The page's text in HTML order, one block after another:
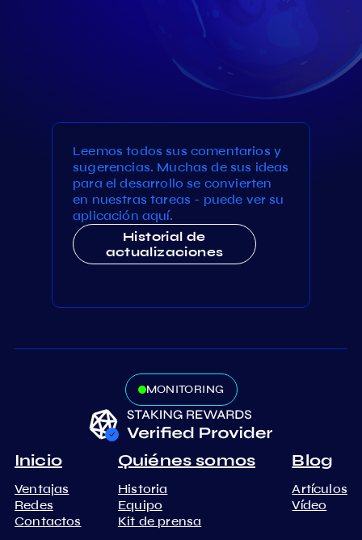
Leemos todos sus comentarios y
sugerencias. Muchas de sus ideas
para el desarrollo se convierten
en nuestras tareas - puede ver su
aplicación aquí.
Historial de
actualizaciones
MONITORING
Inicio
Ventajas
Redes
Contactos
Quiénes somos
Historia
Equipo
Kit de prensa
Blog
Artículos
Vídeo